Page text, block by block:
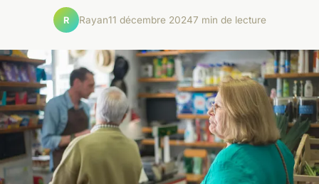
R Rayan11 décembre 20247 min de lecture